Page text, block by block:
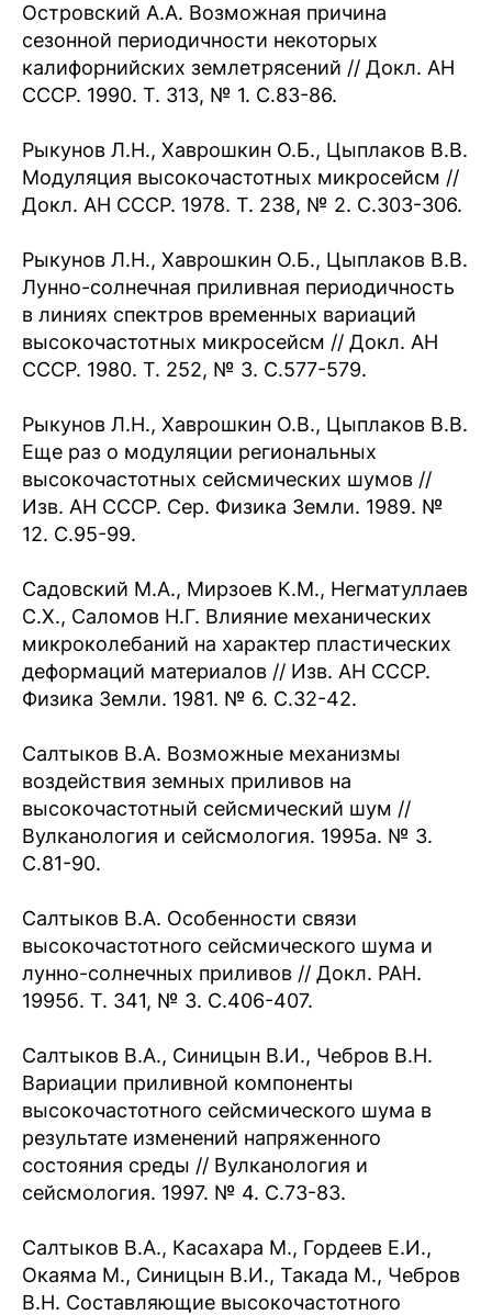
Островский А.А. Возможная причина
сезонной периодичности некоторых
калифорнийских землетрясений // Докл. АН
СССР. 1990. Т. 313, № 1. С.83-86.
Рыкунов Л.Н., Хаврошкин О.Б., Цыплаков В.В.
Модуляция высокочастотных микросейсм //
Докл. АН СССР. 1978. Т. 238, № 2. С.303-306.
Рыкунов Л.Н., Хаврошкин О.Б., Цыплаков В.В.
Лунно-солнечная приливная периодичность
в линиях спектров временных вариаций
высокочастотных микросейсм // Докл. АН
СССР. 1980. Т. 252, № 3. С.577-579.
Рыкунов Л.Н., Хаврошкин О.В., Цыплаков В.В.
Еще раз о модуляции региональных
высокочастотных сейсмических шумов //
Изв. АН СССР. Сер. Физика Земли. 1989. №
12. С.95-99.
Садовский М.А., Мирзоев К.М., Негматуллаев
С.Х., Саломов Н.Г. Влияние механических
микроколебаний на характер пластических
деформаций материалов // Изв. АН СССР.
Физика Земли. 1981. № 6. С.32-42.
Салтыков В.А. Возможные механизмы
воздействия земных приливов на
высокочастотный сейсмический шум //
Вулканология и сейсмология. 1995а. № 3.
С.81-90.
Салтыков В.А. Особенности связи
высокочастотного сейсмического шума и
лунно-солнечных приливов // Докл. РАН.
1995б. Т. 341, № 3. С.406-407.
Салтыков В.А., Синицын В.И., Чебров В.Н.
Вариации приливной компоненты
высокочастотного сейсмического шума в
результате изменений напряженного
состояния среды // Вулканология и
сейсмология. 1997. № 4. С.73-83.
Салтыков В.А., Касахара М., Гордеев Е.И.,
Окаяма М., Синицын В.И., Такада М., Чебров
В.Н. Составляющие высокочастотного